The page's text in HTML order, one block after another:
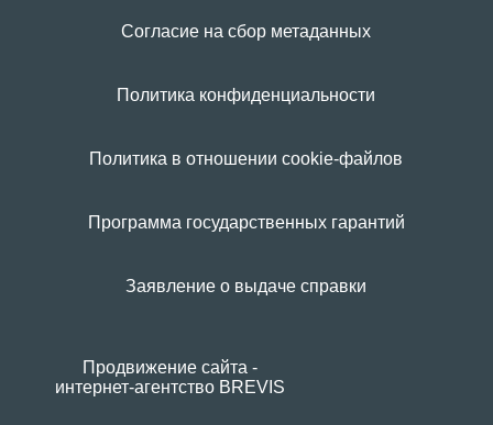
Согласие на сбор метаданных
Политика конфиденциальности
Политика в отношении cookie-файлов
Программа государственных гарантий
Заявление о выдаче справки
Продвижение сайта -
интернет-агентство BREVIS